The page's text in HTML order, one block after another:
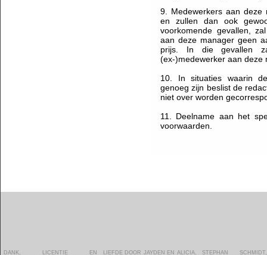
9. Medewerkers aan deze
en zullen dan ook
voorkomende gevallen,
aan deze manager geen
prijs. In die gevallen
(ex-)medewerker aan deze
10. In situaties waarin
genoeg zijn beslist de
niet over worden
11. Deelname aan het
voorwaarden.
DANK, LICENTIE EN
LIEFDE DOOR JAYDEN EN ALICIA,
STEPHAN SCHMIDT, AIDAN
ZOOM.IN, PROSHOTS,
VAN NEDERLAND -
ALGEMENE VOORWAARDEN